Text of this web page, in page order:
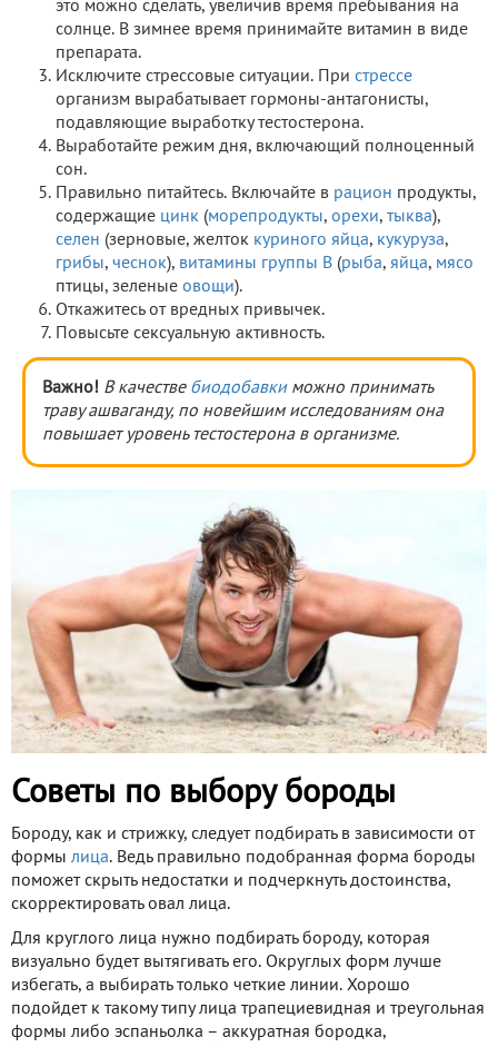
это можно сделать, увеличив время пребывания на
солнце. В зимнее время принимайте витамин в виде
препарата.
Исключите стрессовые ситуации. При стрессе
организм вырабатывает гормоны-антагонисты,
подавляющие выработку тестостерона.
Выработайте режим дня, включающий полноценный
сон.
Правильно питайтесь. Включайте в рацион продукты,
содержащие цинк (морепродукты, орехи, тыква),
селен (зерновые, желток куриного яйца, кукуруза,
грибы, чеснок), витамины группы В (рыба, яйца, мясо
птицы, зеленые овощи).
Откажитесь от вредных привычек.
Повысьте сексуальную активность.
Важно! В качестве биодобавкиможно принимать
траву ашваганду, по новейшим исследованиям она
повышает уровень тестостерона в организме.
Советы по выбору бороды
Бороду, как и стрижку, следует подбирать в зависимости от
формы лица. Ведь правильно подобранная форма бороды
поможет скрыть недостатки и подчеркнуть достоинства,
скорректировать овал лица.
Для круглого лица нужно подбирать бороду, которая
визуально будет вытягивать его. Округлых форм лучше
избегать, а выбирать только четкие линии. Хорошо
подойдет к такому типу лица трапециевидная и треугольная
формы либо эспаньолка – аккуратная бородка,